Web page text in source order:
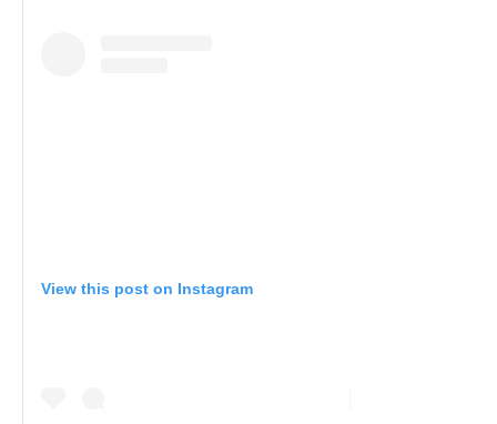
View this post on Instagram